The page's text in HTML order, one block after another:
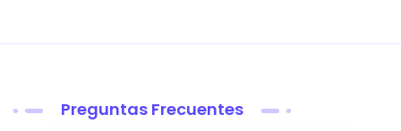
Preguntas Frecuentes